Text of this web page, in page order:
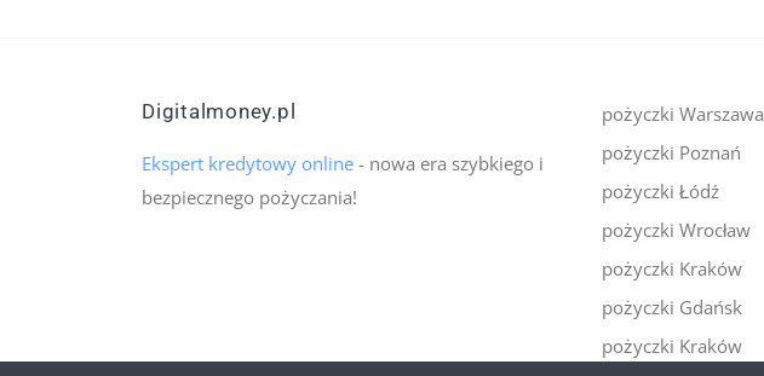
pożyczki Warszawa
pożyczki Poznań
pożyczki Łódź
pożyczki Wrocław
pożyczki Kraków
pożyczki Gdańsk
pożyczki Kraków
Digitalmoney.pl
Ekspert kredytowy online - nowa era szybkiego i
bezpiecznego pożyczania!